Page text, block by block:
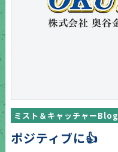
ミスト＆キャッチャーBlog
ポジティブに👍